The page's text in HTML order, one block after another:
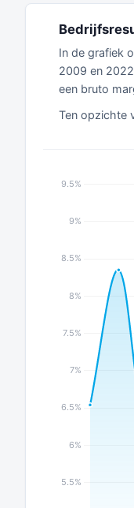
In de grafiek
2009 en
een bruto
Ten opzichte